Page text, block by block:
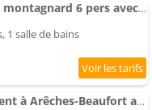
Appartement Duplex montagnard 6 pers avec piscine et loggia, Arêches - FR-1-342-327
1 salle de bains
Charmant Appartement à Arêches-Beaufort avec terrasse, piscine et parking, idéal -